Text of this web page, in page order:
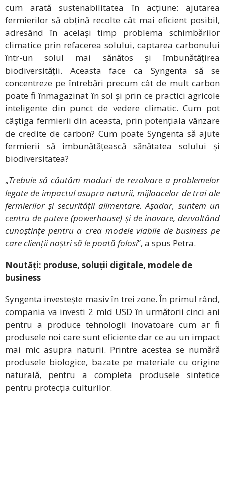
cum arată sustenabilitatea în acțiune: ajutarea
fermierilor să obțină recolte cât mai eficient posibil,
adresând în același timp problema schimbărilor
climatice prin refacerea solului, captarea carbonului
într-un solul mai sănătos și îmbunătățirea
biodiversității. Aceasta face ca Syngenta să se
concentreze pe întrebări precum cât de mult carbon
poate fi înmagazinat în sol și prin ce practici agricole
inteligente din punct de vedere climatic. Cum pot
câștiga fermierii din aceasta, prin potențiala vânzare
de credite de carbon? Cum poate Syngenta să ajute
fermierii să îmbunătățească sănătatea solului și
biodiversitatea?
„Trebuie să căutăm moduri de rezolvare a problemelor
legate de impactul asupra naturii, mijloacelor de trai ale
fermierilor și securității alimentare. Așadar, suntem un
centru de putere (powerhouse) și de inovare, dezvoltând
cunoștințe pentru a crea modele viabile de business pe
care clienții noștri să le poată folosi”, a spus Petra.
Noutăți: produse, soluții digitale, modele de
business
Syngenta investește masiv în trei zone. În primul rând,
compania va investi 2 mld USD în următorii cinci ani
pentru a produce tehnologii inovatoare cum ar fi
produsele noi care sunt eficiente dar ce au un impact
mai mic asupra naturii. Printre acestea se numără
produsele biologice, bazate pe materiale cu origine
naturală, pentru a completa produsele sintetice
pentru protecția culturilor.